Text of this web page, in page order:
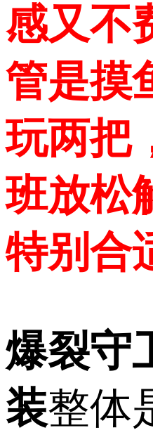
感又不
管是摸
玩两把
班放松
特别合
爆裂守
装整体